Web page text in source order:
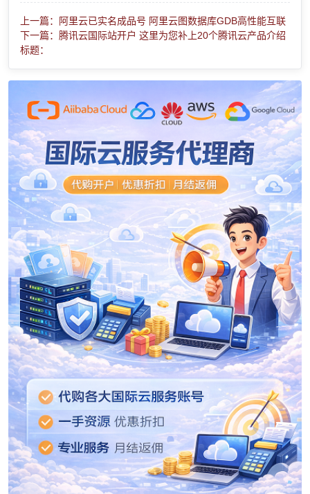
上一篇：阿里云已实名成品号 阿里云图数据库GDB高性能互联
下一篇：腾讯云国际站开户 这里为您补上20个腾讯云产品介绍
标题：